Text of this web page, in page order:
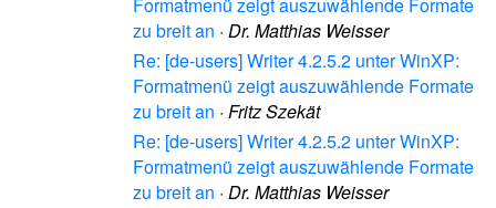
zu breit an · Dr. Matthias Weisser
Re: [de-users] Writer 4.2.5.2 unter WinXP:
Formatmenü zeigt auszuwählende Formate
zu breit an · Fritz Szekät
Re: [de-users] Writer 4.2.5.2 unter WinXP:
Formatmenü zeigt auszuwählende Formate
zu breit an · Dr. Matthias Weisser